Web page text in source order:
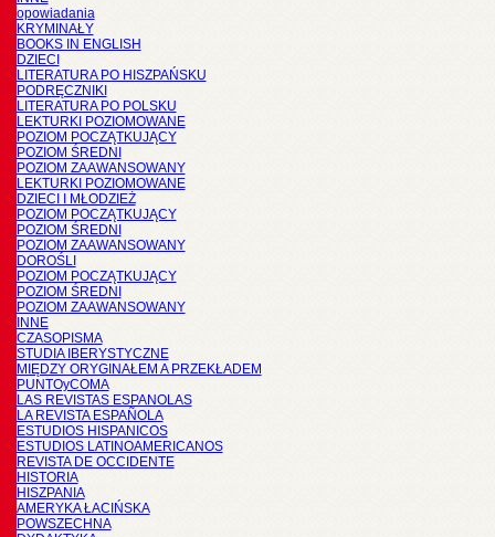
opowiadania
KRYMINAŁY
BOOKS IN ENGLISH
DZIECI
LITERATURA PO HISZPAŃSKU
PODRĘCZNIKI
LITERATURA PO POLSKU
LEKTURKI POZIOMOWANE
POZIOM POCZĄTKUJĄCY
POZIOM ŚREDNI
POZIOM ZAAWANSOWANY
LEKTURKI POZIOMOWANE
DZIECI I MŁODZIEŻ
POZIOM POCZĄTKUJĄCY
POZIOM ŚREDNI
POZIOM ZAAWANSOWANY
DOROŚLI
POZIOM POCZĄTKUJĄCY
POZIOM ŚREDNI
POZIOM ZAAWANSOWANY
INNE
CZASOPISMA
STUDIA IBERYSTYCZNE
MIĘDZY ORYGINAŁEM A PRZEKŁADEM
PUNTOyCOMA
LAS REVISTAS ESPANOLAS
LA REVISTA ESPAÑOLA
ESTUDIOS HISPANICOS
ESTUDIOS LATINOAMERICANOS
REVISTA DE OCCIDENTE
HISTORIA
HISZPANIA
AMERYKA ŁACIŃSKA
POWSZECHNA